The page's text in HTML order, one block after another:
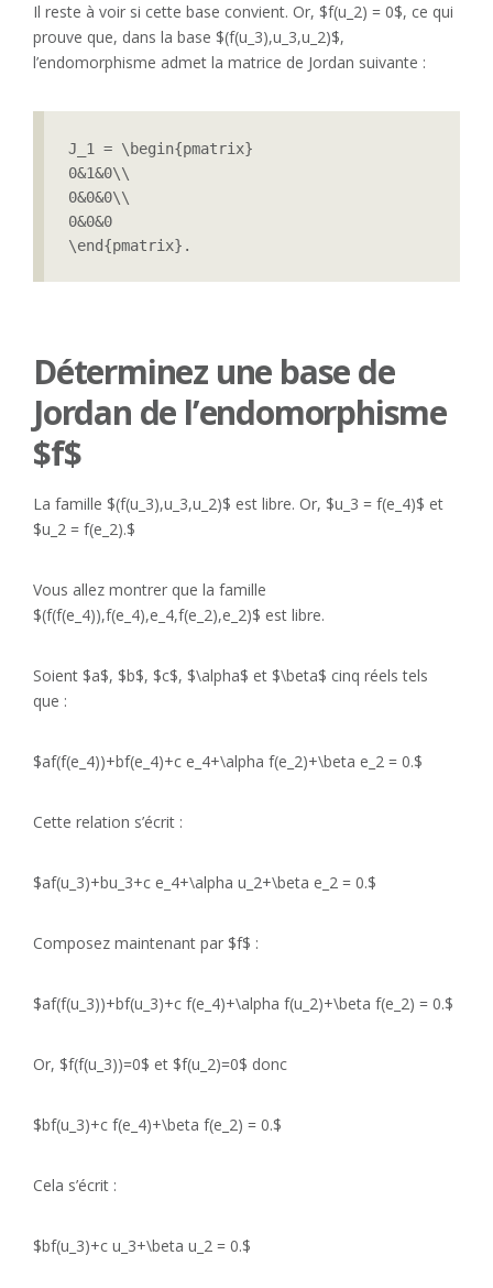
Il reste à voir si cette base convient. Or, $f(u_2) = 0$, ce qui
prouve que, dans la base $(f(u_3),u_3,u_2)$,
l’endomorphisme admet la matrice de Jordan suivante :
J_1 = \begin{pmatrix}
0&1&0\\
0&0&0\\
0&0&0
\end{pmatrix}.
Déterminez une base de
Jordan de l’endomorphisme
$f$
La famille $(f(u_3),u_3,u_2)$ est libre. Or, $u_3 = f(e_4)$ et
$u_2 = f(e_2).$
Vous allez montrer que la famille
$(f(f(e_4)),f(e_4),e_4,f(e_2),e_2)$ est libre.
Soient $a$, $b$, $c$, $\alpha$ et $\beta$ cinq réels tels
que :
$af(f(e_4))+bf(e_4)+c e_4+\alpha f(e_2)+\beta e_2 = 0.$
Cette relation s’écrit :
$af(u_3)+bu_3+c e_4+\alpha u_2+\beta e_2 = 0.$
Composez maintenant par $f$ :
$af(f(u_3))+bf(u_3)+c f(e_4)+\alpha f(u_2)+\beta f(e_2) = 0.$
Or, $f(f(u_3))=0$ et $f(u_2)=0$ donc
$bf(u_3)+c f(e_4)+\beta f(e_2) = 0.$
Cela s’écrit :
$bf(u_3)+c u_3+\beta u_2 = 0.$